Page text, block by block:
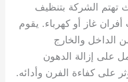
تهتم الشركة بتنظيف
غاز أو كهرباء. يقوم
الداخل والخارج
على إزالة الدهون
على كفاءة الفرن وأدائه.